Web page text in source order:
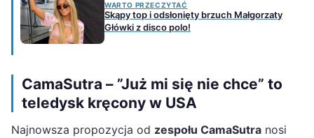
WARTO PRZECZYTAĆ
Skąpy top i odsłonięty brzuch Małgorzaty
Główki z disco polo!
CamaSutra – ”Już mi się nie chce” to
teledysk kręcony w USA
Najnowsza propozycja od zespołu CamaSutra nosi